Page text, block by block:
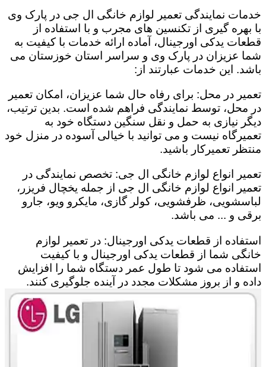
خدمات نمایندگی تعمیر لوازم خانگی ال جی در پارک وی
با بهره گیری از تکنسین های مجرب و با استفاده از
قطعات یدکی اورجینال، آماده ارائه خدمات با کیفیت به
شما عزیزان در پارک وی و سراسر استان خوزستان می
باشد. این خدمات عبارتند از:
تعمیر در محل: برای رفاه حال شما عزیزان، امکان تعمیر
در محل، توسط نمایندگی فراهم شده است. بدین ترتیب،
دیگر نیازی به حمل و نقل سنگین دستگاه خود به
تعمیرگاه نیست و می توانید با خیالی آسوده در منزل خود
منتظر تعمیرکار باشید.
تعمیر انواع لوازم خانگی ال جی: تخصص نمایندگی در
تعمیر انواع لوازم خانگی ال جی از جمله یخچال فریزر،
لباسشویی، ظرفشویی، کولر گازی، مایکرو ویو، جارو
برقی و ... می باشد.
استفاده از قطعات یدکی اورجینال: در تعمیر لوازم
خانگی شما از قطعات یدکی اورجینال و با کیفیت
استفاده می شود تا طول عمر دستگاه شما را افزایش
داده و از بروز مشکلات مجدد در آینده جلوگیری کنند.